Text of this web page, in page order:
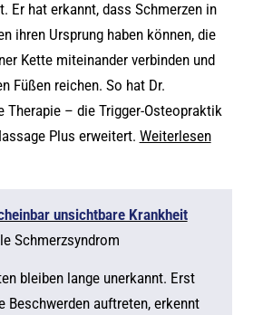
Er hat erkannt, dass Schmerzen in
ihren Ursprung haben können, die
Kette miteinander verbinden und
Füßen reichen. So hat Dr.
Therapie – die Trigger-Osteopraktik
Plus erweitert. Weiterlesen
unsichtbare Krankheit
Schmerzsyndrom
bleiben lange unerkannt. Erst
Beschwerden auftreten, erkennt